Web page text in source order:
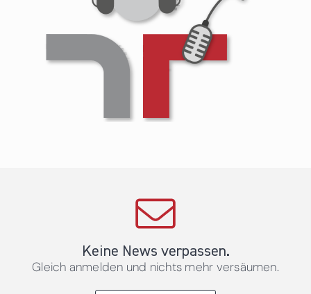
Keine News verpassen.
Gleich anmelden und nichts mehr versäumen.